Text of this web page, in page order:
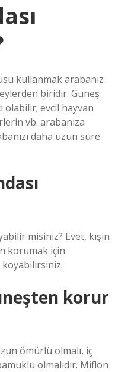
kullanmak arabanız
biridir. Güneş
olabilir; evcil hayvan
vb. arabanıza
daha uzun süre
misiniz? Evet, kışın
korumak için
koyabilirsiniz.
korur
ömürlü olmalı, iç
olmalıdır. Miflon